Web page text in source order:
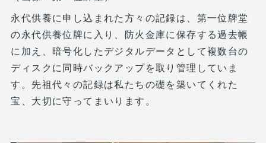
永代供養に申し込まれた方々の記録は、第一位牌堂
の永代供養位牌に入り、防火金庫に保存する過去帳
に加え、暗号化したデジタルデータとして複数台の
ディスクに同時バックアップを取り管理していま
す。先祖代々の記録は私たちの礎を築いてくれた
宝、大切に守ってまいります。